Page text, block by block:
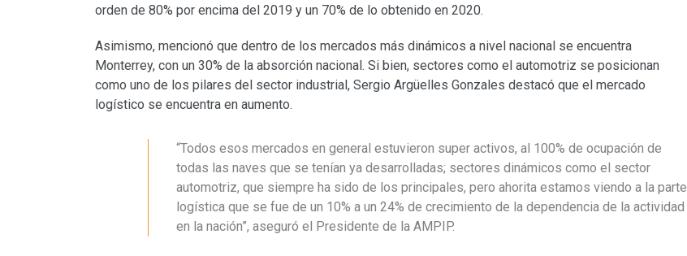
orden de 80% por encima del 2019 y un 70% de lo obtenido en 2020.
Asimismo, mencionó que dentro de los mercados más dinámicos a nivel nacional se encuentra
Monterrey, con un 30% de la absorción nacional. Si bien, sectores como el automotriz se posicionan
como uno de los pilares del sector industrial, Sergio Argüelles Gonzales destacó que el mercado
logístico se encuentra en aumento.
“Todos esos mercados en general estuvieron super activos, al 100% de ocupación de
todas las naves que se tenían ya desarrolladas; sectores dinámicos como el sector
automotriz, que siempre ha sido de los principales, pero ahorita estamos viendo a la parte
logística que se fue de un 10% a un 24% de crecimiento de la dependencia de la actividad
en la nación”, aseguró el Presidente de la AMPIP.